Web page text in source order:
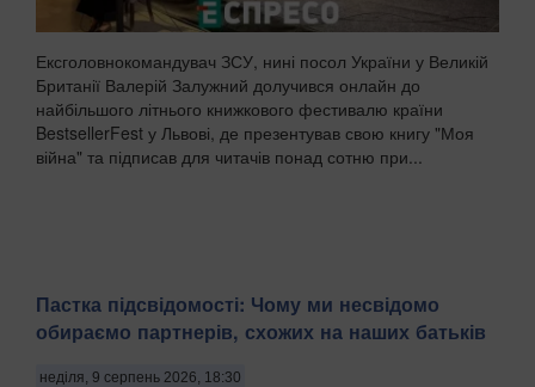
Ексголовнокомандувач ЗСУ, нині посол України у Великій
Британії Валерій Залужний долучився онлайн до
найбільшого літнього книжкового фестивалю країни
BestsellerFest у Львові, де презентував свою книгу "Моя
війна" та підписав для читачів понад сотню при...
Пастка підсвідомості: Чому ми несвідомо
обираємо партнерів, схожих на наших батьків
неділя, 9 серпень 2026, 18:30